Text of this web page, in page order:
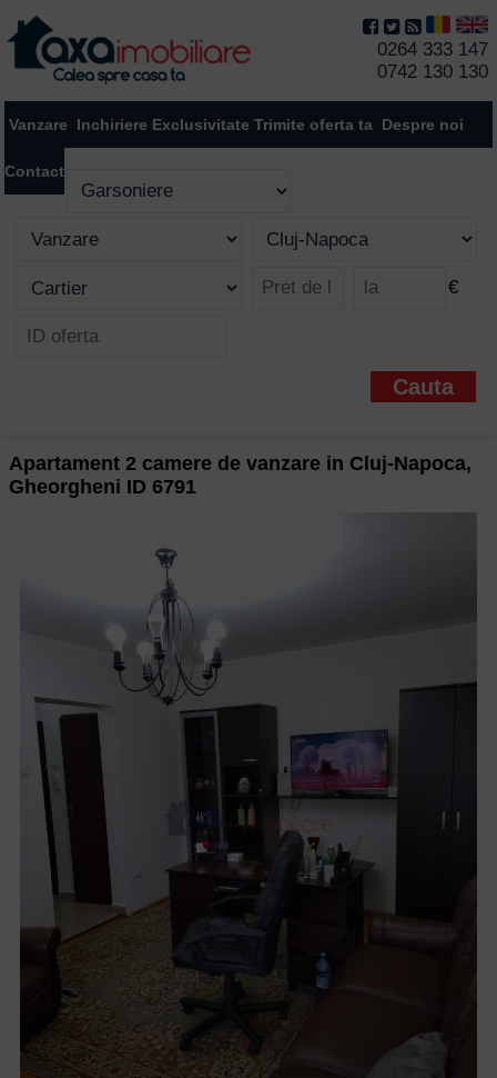
0264 333 147
0742 130 130
Vanzare Inchiriere Exclusivitate Trimite oferta ta Despre noi
Contact
€
Apartament 2 camere de vanzare in Cluj-Napoca,
Gheorgheni ID 6791